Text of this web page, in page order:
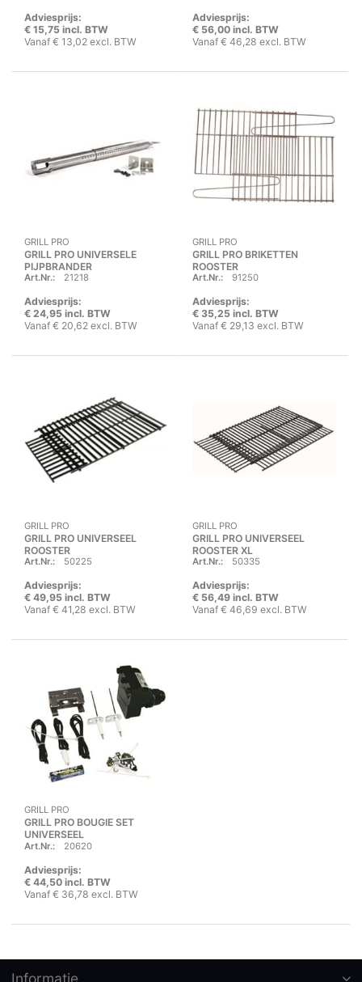
Adviesprijs:
€ 15,75 incl. BTW
Vanaf € 13,02 excl. BTW
Adviesprijs:
€ 56,00 incl. BTW
Vanaf € 46,28 excl. BTW
GRILL PRO
GRILL PRO UNIVERSELE
PIJPBRANDER
Art.Nr.: 21218
Adviesprijs:
€ 24,95 incl. BTW
Vanaf € 20,62 excl. BTW
GRILL PRO
GRILL PRO BRIKETTEN
ROOSTER
Art.Nr.: 91250
Adviesprijs:
€ 35,25 incl. BTW
Vanaf € 29,13 excl. BTW
GRILL PRO
GRILL PRO UNIVERSEEL
ROOSTER
Art.Nr.: 50225
Adviesprijs:
€ 49,95 incl. BTW
Vanaf € 41,28 excl. BTW
GRILL PRO
GRILL PRO UNIVERSEEL
ROOSTER XL
Art.Nr.: 50335
Adviesprijs:
€ 56,49 incl. BTW
Vanaf € 46,69 excl. BTW
GRILL PRO
GRILL PRO BOUGIE SET
UNIVERSEEL
Art.Nr.: 20620
Adviesprijs:
€ 44,50 incl. BTW
Vanaf € 36,78 excl. BTW
Informatie